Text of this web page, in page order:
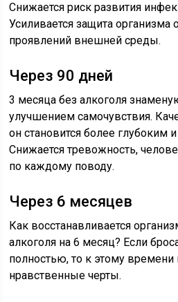
Снижается риск развития
Усиливается защита организма
проявлений внешней среды.
Через 90 дней
3 месяца без алкоголя
улучшением самочувствия.
он становится более глубоким
Снижается тревожность,
по каждому поводу.
Через 6 месяцев
Как восстанавливается
алкоголя на 6 месяц? Если
полностью, то к этому времени
нравственные черты.